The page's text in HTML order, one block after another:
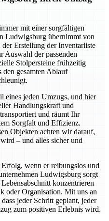
mit einer sorgfältigen
Ludwigsburg übernimmt von
Erstellung der Inventarliste
Auswahl der passenden
Stolpersteine frühzeitig
den gesamten Ablauf
eines jeden Umzugs, und hier
Handlungskraft und
und räumt Ihr
Sorgfalt und Effizienz.
Objekten achten wir darauf,
– und alles sicher und
wenn er reibungslos und
Ludwigsburg sorgt
konzentrieren
oder Organisation. Mit uns an
jeder Schritt geplant, jeder
zum positiven Erlebnis wird.